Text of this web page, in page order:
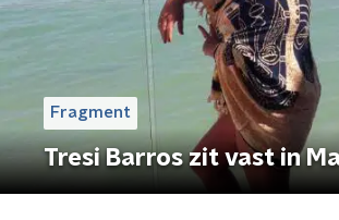
Fragment
Tresi Barros zit vast in